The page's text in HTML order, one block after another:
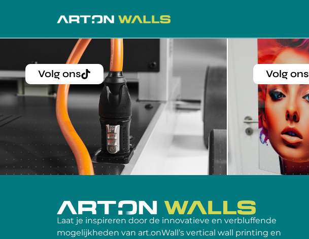
Volg ons Volg ons
Laat je inspireren door de innovatieve en verbluffende
mogelijkheden van art.onWall’s vertical wall printing en